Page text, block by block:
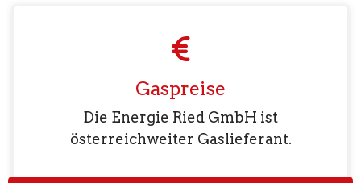
Gaspreise
Die Energie Ried GmbH ist
österreichweiter Gaslieferant.